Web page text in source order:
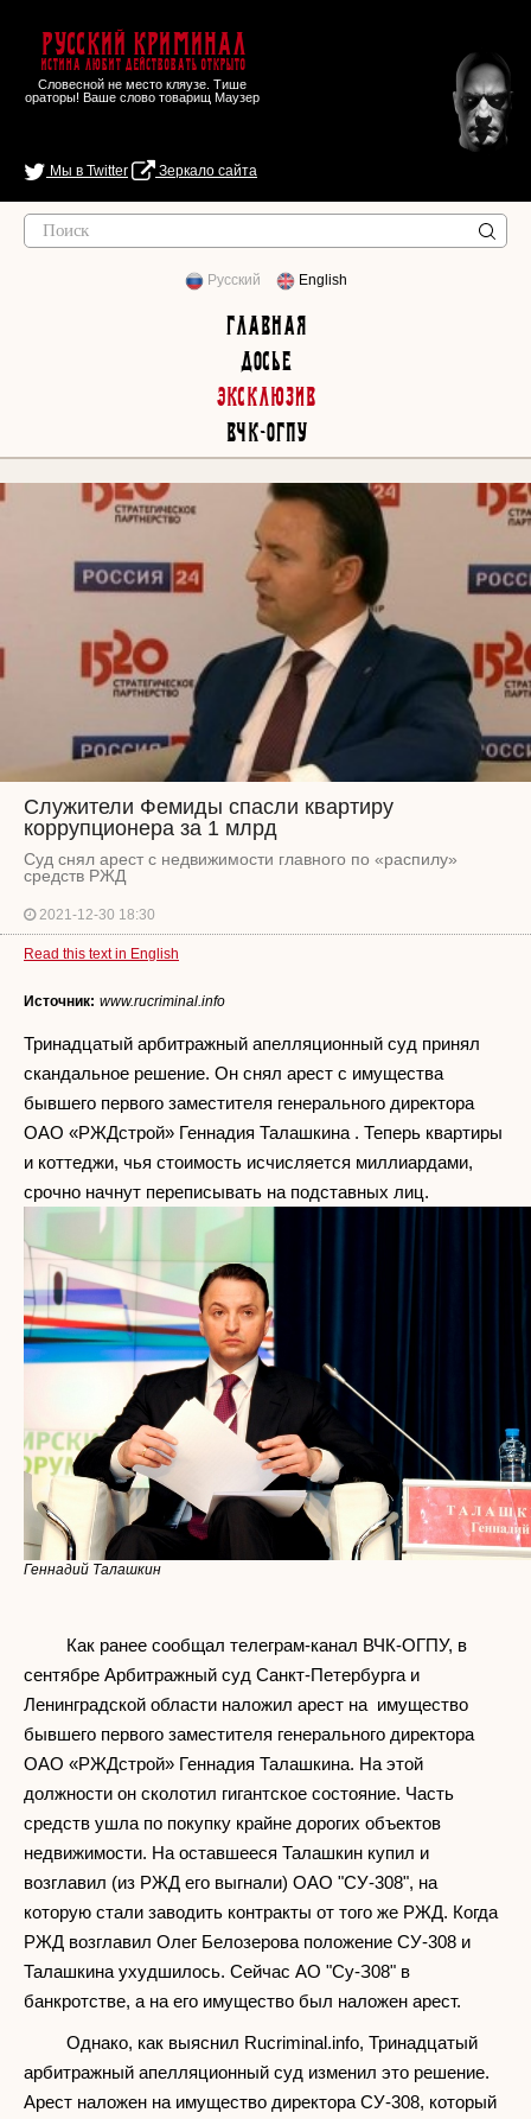
Русский Криминал
Истина любит действовать открыто
Словесной не место кляузе. Тише
ораторы! Ваше слово товарищ Маузер
Мы в Twitter Зеркало сайта
Русский English
Главная
Досье
Эксклюзив
ВЧК-ОГПУ
Служители Фемиды спасли квартиру
коррупционера за 1 млрд
Суд снял арест с недвижимости главного по «распилу»
средств РЖД
2021-12-30 18:30
Read this text in English
Источник: www.rucriminal.info
Тринадцатый арбитражный апелляционный суд принял
скандальное решение. Он снял арест с имущества
бывшего первого заместителя генерального директора
ОАО «РЖДстрой» Геннадия Талашкина . Теперь квартиры
и коттеджи, чья стоимость исчисляется миллиардами,
срочно начнут переписывать на подставных лиц.
Геннадий Талашкин
Как ранее сообщал телеграм-канал ВЧК-ОГПУ, в
сентябре Арбитражный суд Санкт-Петербурга и
Ленинградской области наложил арест на имущество
бывшего первого заместителя генерального директора
ОАО «РЖДстрой» Геннадия Талашкина. На этой
должности он сколотил гигантское состояние. Часть
средств ушла по покупку крайне дорогих объектов
недвижимости. На оставшееся Талашкин купил и
возглавил (из РЖД его выгнали) ОАО "СУ-308", на
которую стали заводить контракты от того же РЖД. Когда
РЖД возглавил Олег Белозерова положение СУ-308 и
Талашкина ухудшилось. Сейчас АО "Су-З08" в
банкротстве, а на его имущество был наложен арест.
Однако, как выяснил Rucriminal.info, Тринадцатый
арбитражный апелляционный суд изменил это решение.
Арест наложен на имущество директора СУ-308, который